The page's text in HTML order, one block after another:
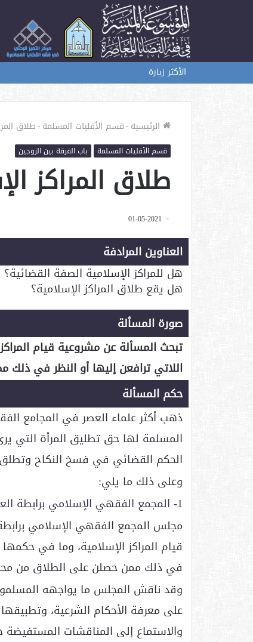
الأكثر زيارة
الرئيسية-قسم الأقليات المسلمة-طلاق
قسم الأقليات المسلمة باب الفرقة بين الزوجين
طلاق المراكز
01-05-2021
العناوين المرادفة
هل للمراكز الإسلامية الصفة القضائية؟
هل يقع طلاق المراكز الإسلامية؟
صورة المسألة
تبحث المسألة عن مشروعية قيام
اللاتي ترافعن إليها أو النظر في
حكم المسألة
ذهب أكثر علماء العصر في المجامع
المسلمة لها حق تطليق المرأة التي
الحكم القضائي في فسخ النكاح
وعلى ذلك ما يلي:
1- المجمع الفقهي الإسلامي برابطة العالم الإسلامي
مجلس المجمع الفقهي الإسلامي
قيام المراكز الإسلامية، وما في
في ذلك ممن حصلن على الطلاق من
وقد ناقش المجلس ما يواجهه
على معرفة الأحكام الشرعية،
والاستماع إلى المناقشات